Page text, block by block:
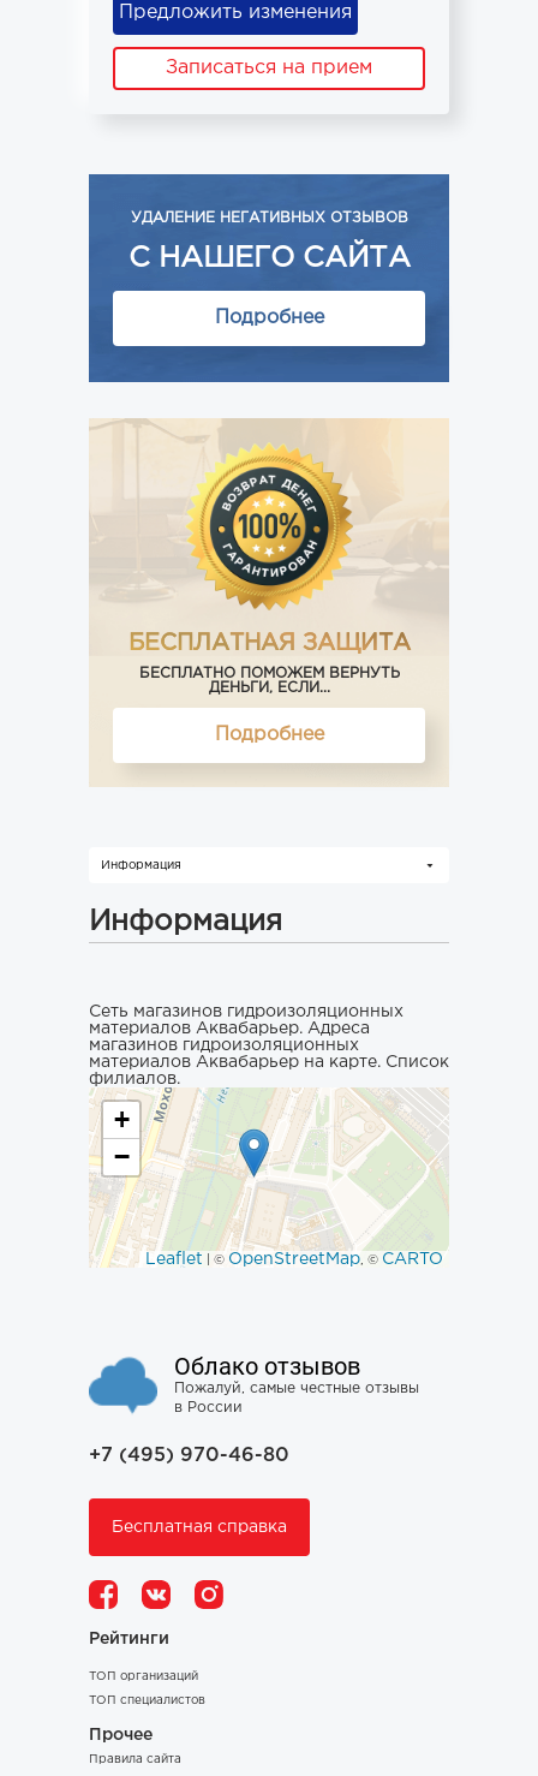
Предложить изменения
Записаться на прием
УДАЛЕНИЕ НЕГАТИВНЫХ ОТЗЫВОВ
С НАШЕГО САЙТА
Подробнее
БЕСПЛАТНАЯ ЗАЩИТА
БЕСПЛАТНО ПОМОЖЕМ ВЕРНУТЬ
ДЕНЬГИ, ЕСЛИ...
Подробнее
Информация
Информация
Сеть магазинов гидроизоляционных
материалов Аквабарьер. Адреса
магазинов гидроизоляционных
материалов Аквабарьер на карте. Список
филиалов.
+
−
Leaflet | © OpenStreetMap, © CARTO
Облако отзывов
Пожалуй, самые честные отзывы
в России
+7 (495) 970-46-80
Бесплатная справка
Рейтинги
ТОП организаций
ТОП специалистов
Прочее
Правила сайта